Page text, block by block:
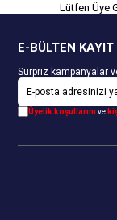
MikroelyafLütfen Üye
E-BÜLTEN KAYIT
Sürpriz kampanyalar
Üyelik koşullarınıve